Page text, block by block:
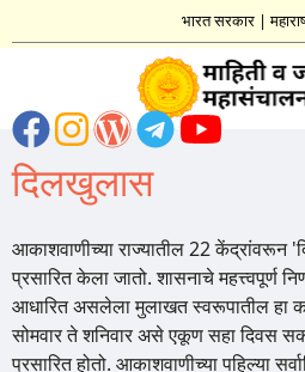
भारत सरकार|
दिलखुलास
आकाशवाणीच्या राज्यातील 22 केंद्रांवरून
प्रसारित केला जातो. शासनाचे महत्त्वपूर्ण
आधारित असलेला मुलाखत स्वरूपातील हा
सोमवार ते शनिवार असे एकूण सहा दिवस
प्रसारित होतो. आकाशवाणीच्या पहिल्या